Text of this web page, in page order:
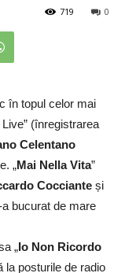
0
719
în topul celor mai
(înregistrarea
Celentano
„Mai Nella Vita”
Cocciante și
bucurat de mare
„Io Non Ricordo
la posturile de radio